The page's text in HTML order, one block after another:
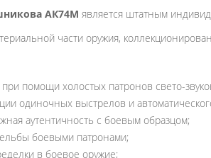
АК74М является штатным
части оружия,
помощи холостых патронов свето-
одиночных выстрелов и
аутентичность с боевым образцом;
боевыми патронами;
в боевое оружие;